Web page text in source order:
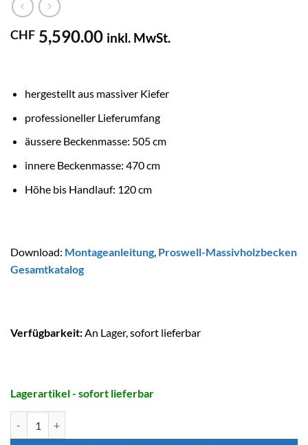
CHF 5,590.00 inkl. MwSt.
hergestellt aus massiver Kiefer
professioneller Lieferumfang
äussere Beckenmasse: 505 cm
innere Beckenmasse: 470 cm
Höhe bis Handlauf: 120 cm
Download: Montageanleitung, Proswell-Massivholzbecken
Gesamtkatalog
Verfügbarkeit: An Lager, sofort lieferbar
Lagerartikel - sofort lieferbar